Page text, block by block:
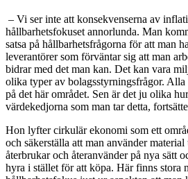
– Vi ser inte att konsekvenserna av
hållbarhetsfokuset annorlunda. Man
satsa på hållbarhetsfrågorna för att man
leverantörer som förväntar sig att man
bidrar med det man kan. Det kan vara
olika typer av bolagsstyrningsfrågor. Alla
på det här området. Sen är det ju olika
värdekedjorna som man tar detta,
Hon lyfter cirkulär ekonomi som ett
och säkerställa att man använder
återbrukar och återanvänder på nya sätt
hyra i stället för att köpa. Här finns stora